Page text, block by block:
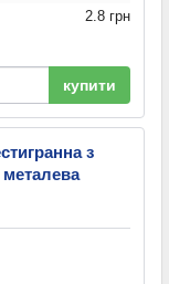
2.8 грн
купити
з